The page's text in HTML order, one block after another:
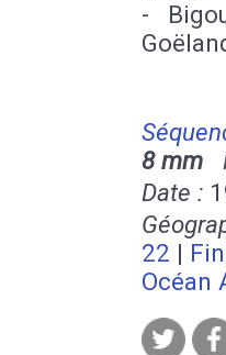
-
8 mm
Date :
22 |
Océan